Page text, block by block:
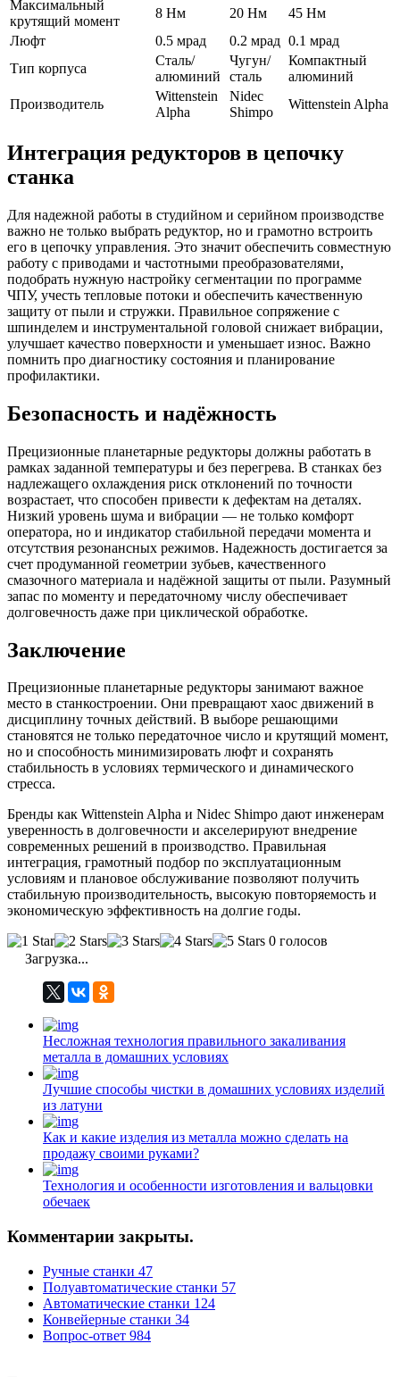
Максимальный
крутящий момент
8 Нм 20 Нм
45 Нм
Люфт
0.5 мрад 0.2 мрад 0.1 мрад
Тип корпуса
Сталь/
алюминий
Чугун/
сталь
Компактный
алюминий
Производитель
Wittenstein
Alpha
Nidec
Shimpo
Wittenstein Alpha
Интеграция редукторов в цепочку
станка
Для надежной работы в студийном и серийном производстве
важно не только выбрать редуктор, но и грамотно встроить
его в цепочку управления. Это значит обеспечить совместную
работу с приводами и частотными преобразователями,
подобрать нужную настройку сегментации по программе
ЧПУ, учесть тепловые потоки и обеспечить качественную
защиту от пыли и стружки. Правильное сопряжение с
шпинделем и инструментальной головой снижает вибрации,
улучшает качество поверхности и уменьшает износ. Важно
помнить про диагностику состояния и планирование
профилактики.
Безопасность и надёжность
Прецизионные планетарные редукторы должны работать в
рамках заданной температуры и без перегрева. В станках без
надлежащего охлаждения риск отклонений по точности
возрастает, что способен привести к дефектам на деталях.
Низкий уровень шума и вибрации — не только комфорт
оператора, но и индикатор стабильной передачи момента и
отсутствия резонансных режимов. Надежность достигается за
счет продуманной геометрии зубьев, качественного
смазочного материала и надёжной защиты от пыли. Разумный
запас по моменту и передаточному числу обеспечивает
долговечность даже при циклической обработке.
Заключение
Прецизионные планетарные редукторы занимают важное
место в станкостроении. Они превращают хаос движений в
дисциплину точных действий. В выборе решающими
становятся не только передаточное число и крутящий момент,
но и способность минимизировать люфт и сохранять
стабильность в условиях термического и динамического
стресса.
Бренды как Wittenstein Alpha и Nidec Shimpo дают инженерам
уверенность в долговечности и акселерируют внедрение
современных решений в производство. Правильная
интеграция, грамотный подбор по эксплуатационным
условиям и плановое обслуживание позволяют получить
стабильную производительность, высокую повторяемость и
экономическую эффективность на долгие годы.
0 голосов
Загрузка...
Несложная технология правильного закаливания
металла в домашних условиях
Лучшие способы чистки в домашних условиях изделий
из латуни
Как и какие изделия из металла можно сделать на
продажу своими руками?
Технология и особенности изготовления и вальцовки
обечаек
Комментарии закрыты.
Ручные станки 47
Полуавтоматические станки 57
Автоматические станки 124
Конвейерные станки 34
Вопрос-ответ 984